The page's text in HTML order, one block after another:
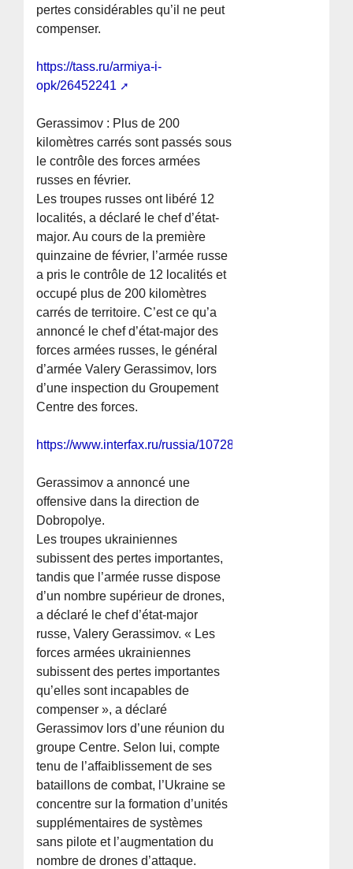
pertes considérables qu’il ne peut
compenser.
https://tass.ru/armiya-i-
opk/26452241
Gerassimov : Plus de 200
kilomètres carrés sont passés sous
le contrôle des forces armées
russes en février.
Les troupes russes ont libéré 12
localités, a déclaré le chef d’état-
major. Au cours de la première
quinzaine de février, l’armée russe
a pris le contrôle de 12 localités et
occupé plus de 200 kilomètres
carrés de territoire. C’est ce qu’a
annoncé le chef d’état-major des
forces armées russes, le général
d’armée Valery Gerassimov, lors
d’une inspection du Groupement
Centre des forces.
https://www.interfax.ru/russia/1072847
Gerassimov a annoncé une
offensive dans la direction de
Dobropolye.
Les troupes ukrainiennes
subissent des pertes importantes,
tandis que l’armée russe dispose
d’un nombre supérieur de drones,
a déclaré le chef d’état-major
russe, Valery Gerassimov. « Les
forces armées ukrainiennes
subissent des pertes importantes
qu’elles sont incapables de
compenser », a déclaré
Gerassimov lors d’une réunion du
groupe Centre. Selon lui, compte
tenu de l’affaiblissement de ses
bataillons de combat, l’Ukraine se
concentre sur la formation d’unités
supplémentaires de systèmes
sans pilote et l’augmentation du
nombre de drones d’attaque.